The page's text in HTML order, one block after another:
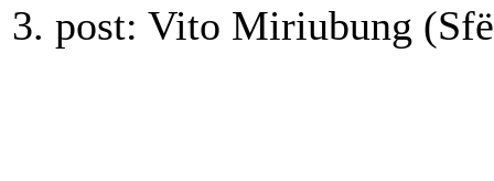
3. post: Vito Miriubung